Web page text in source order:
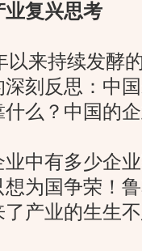
复兴思考
来持续发酵的
刻反思：中
什么？中国的
有多少企业
想为国争荣！
产业的生生不